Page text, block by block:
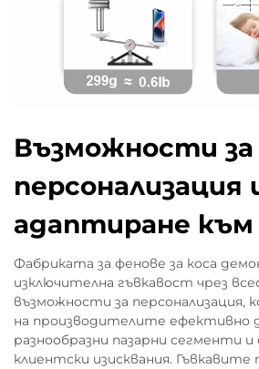
Възможности за
персонализация
адаптиране към
Фабриката за фенове за коса
изключителна гъвкавост чрез
възможности за персонализация,
на производителите ефективно
разнообразни пазарни сегменти и
клиентски изисквания.